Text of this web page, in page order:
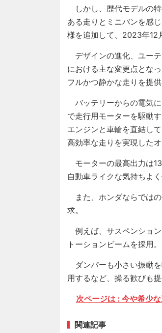
しかし、歴代モデルの
ある走りとミニバンを感
様を追加して、2023年12
デザインの進化、ユー
における主な変更点とな
フルかつ静かな走りを提
バッテリーからの電気
で走行用モーターを駆動
エンジンと車輪を直結し
高効率な走りを実現したオ
モーターの最高出力は
自動車ライクな気持ちよ
また、ホンダならでは
求。
例えば、サスペンショ
トーションビームを採用。
ダンパーも小さい振動
用するなど、操る歓びも
次ページは : 今や希少
関連記事